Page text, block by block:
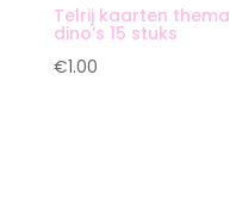
Telrij kaarten thema
dino’s 15 stuks
€1.00